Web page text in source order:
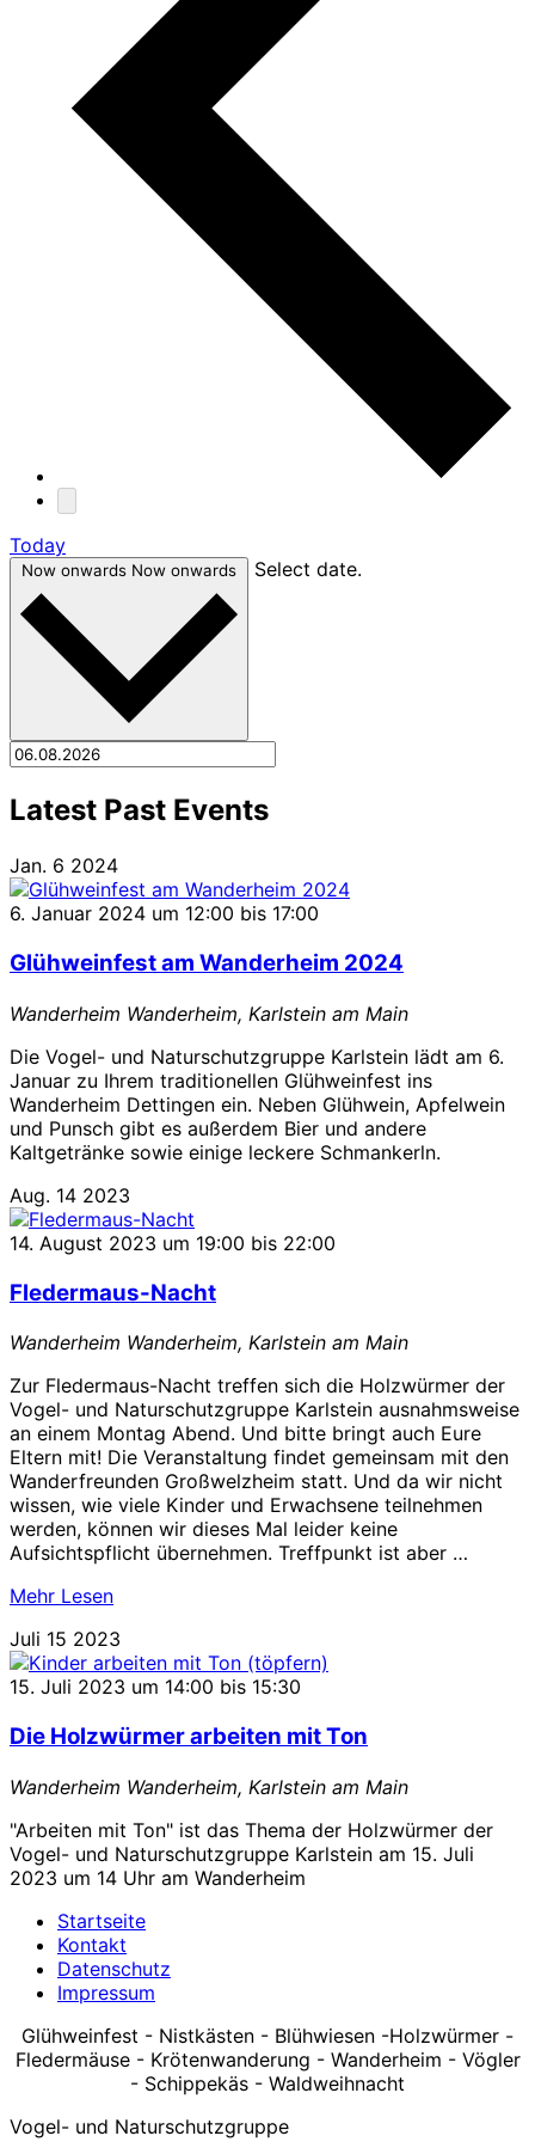
Today
Now onwards Now onwards Select date.
Latest Past Events
Jan. 6 2024
6. Januar 2024 um 12:00 bis 17:00
Glühweinfest am Wanderheim 2024
Wanderheim Wanderheim, Karlstein am Main
Die Vogel- und Naturschutzgruppe Karlstein lädt am 6.
Januar zu Ihrem traditionellen Glühweinfest ins
Wanderheim Dettingen ein. Neben Glühwein, Apfelwein
und Punsch gibt es außerdem Bier und andere
Kaltgetränke sowie einige leckere Schmankerln.
Aug. 14 2023
14. August 2023 um 19:00 bis 22:00
Fledermaus-Nacht
Wanderheim Wanderheim, Karlstein am Main
Zur Fledermaus-Nacht treffen sich die Holzwürmer der
Vogel- und Naturschutzgruppe Karlstein ausnahmsweise
an einem Montag Abend. Und bitte bringt auch Eure
Eltern mit! Die Veranstaltung findet gemeinsam mit den
Wanderfreunden Großwelzheim statt. Und da wir nicht
wissen, wie viele Kinder und Erwachsene teilnehmen
werden, können wir dieses Mal leider keine
Aufsichtspflicht übernehmen. Treffpunkt ist aber …
Mehr über
Nacht"
Lesen
Juli 15 2023
15. Juli 2023 um 14:00 bis 15:30
Die Holzwürmer arbeiten mit Ton
Wanderheim Wanderheim, Karlstein am Main
"Arbeiten mit Ton" ist das Thema der Holzwürmer der
Vogel- und Naturschutzgruppe Karlstein am 15. Juli
2023 um 14 Uhr am Wanderheim
Startseite
Kontakt
Datenschutz
Impressum
Glühweinfest - Nistkästen - Blühwiesen -Holzwürmer -
Fledermäuse - Krötenwanderung - Wanderheim - Vögler
- Schippekäs - Waldweihnacht
Vogel- und Naturschutzgruppe